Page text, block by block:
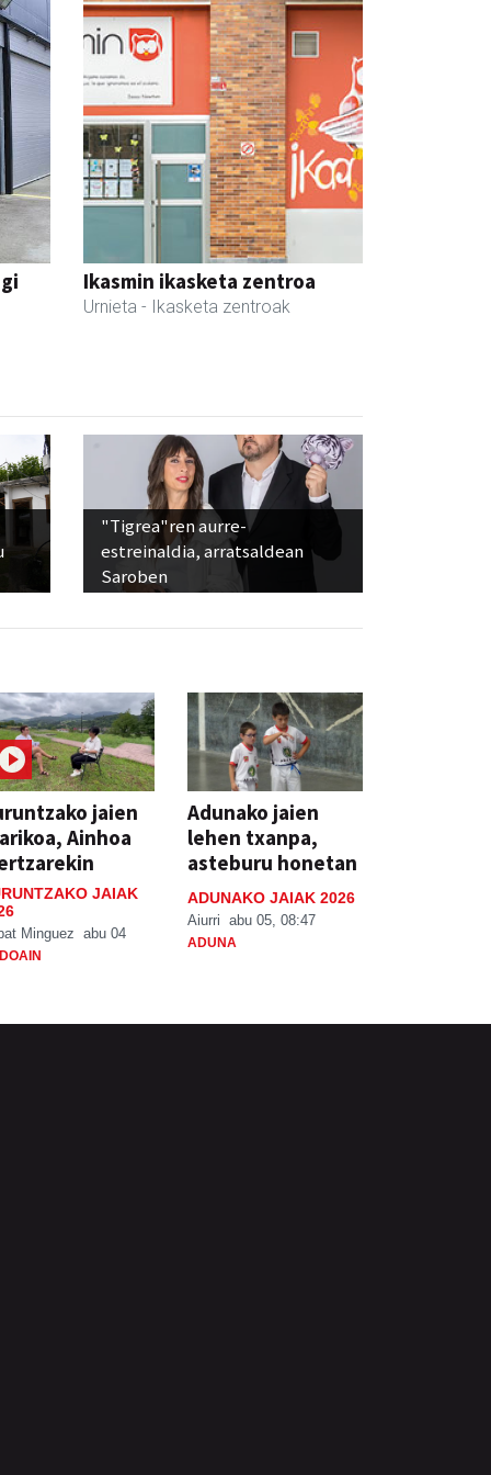
Ikasmin ikasketa zentroa
Urnieta - Ikasketa zentroak
"Tigrea"ren aurre-
estreinaldia, arratsaldean
Saroben
jaien
Ainhoa
JAIAK
Minguez abu 04
Adunako jaien
lehen txanpa,
asteburu honetan
ADUNAKO JAIAK 2026
Aiurri abu 05, 08:47
ADUNA